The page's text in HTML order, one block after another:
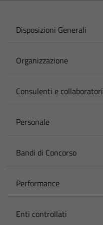
Disposizioni Generali
Organizzazione
Consulenti e collaboratori
Personale
Bandi di Concorso
Performance
Enti controllati